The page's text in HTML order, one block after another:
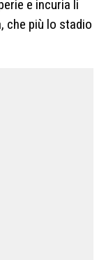
e incuria li
che più lo stadio